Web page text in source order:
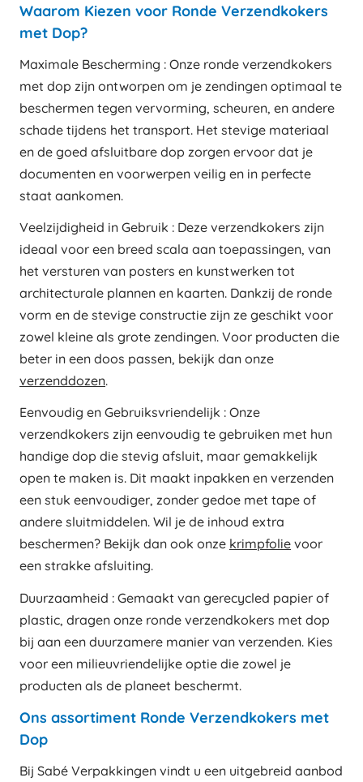
Waarom Kiezen voor Ronde Verzendkokers
met Dop?
Maximale Bescherming : Onze ronde verzendkokers
met dop zijn ontworpen om je zendingen optimaal te
beschermen tegen vervorming, scheuren, en andere
schade tijdens het transport. Het stevige materiaal
en de goed afsluitbare dop zorgen ervoor dat je
documenten en voorwerpen veilig en in perfecte
staat aankomen.
Veelzijdigheid in Gebruik : Deze verzendkokers zijn
ideaal voor een breed scala aan toepassingen, van
het versturen van posters en kunstwerken tot
architecturale plannen en kaarten. Dankzij de ronde
vorm en de stevige constructie zijn ze geschikt voor
zowel kleine als grote zendingen. Voor producten die
beter in een doos passen, bekijk dan onze
verzenddozen.
Eenvoudig en Gebruiksvriendelijk : Onze
verzendkokers zijn eenvoudig te gebruiken met hun
handige dop die stevig afsluit, maar gemakkelijk
open te maken is. Dit maakt inpakken en verzenden
een stuk eenvoudiger, zonder gedoe met tape of
andere sluitmiddelen. Wil je de inhoud extra
beschermen? Bekijk dan ook onze krimpfolie voor
een strakke afsluiting.
Duurzaamheid : Gemaakt van gerecycled papier of
plastic, dragen onze ronde verzendkokers met dop
bij aan een duurzamere manier van verzenden. Kies
voor een milieuvriendelijke optie die zowel je
producten als de planeet beschermt.
Ons assortiment Ronde Verzendkokers met
Dop
Bij Sabé Verpakkingen vindt u een uitgebreid aanbod